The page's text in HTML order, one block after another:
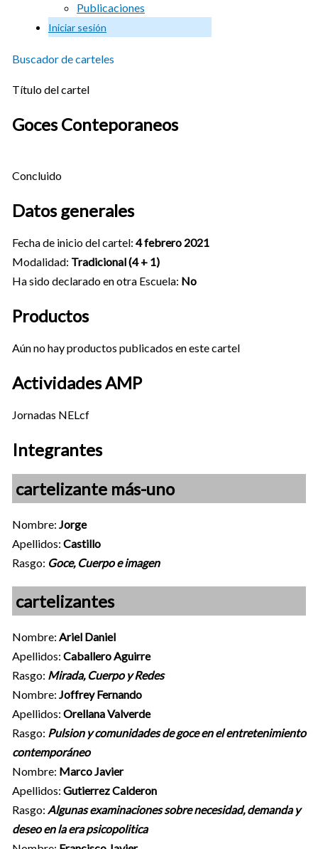
Publicaciones
Iniciar sesión
Buscador de carteles
Título del cartel
Goces Conteporaneos
Concluido
Datos generales
Fecha de inicio del cartel: 4 febrero 2021
Modalidad: Tradicional (4 + 1)
Ha sido declarado en otra Escuela: No
Productos
Aún no hay productos publicados en este cartel
Actividades AMP
Jornadas NELcf
Integrantes
cartelizante más-uno
Nombre: Jorge
Apellidos: Castillo
Rasgo: Goce, Cuerpo e imagen
cartelizantes
Nombre: Ariel Daniel
Apellidos: Caballero Aguirre
Rasgo: Mirada, Cuerpo y Redes
Nombre: Joffrey Fernando
Apellidos: Orellana Valverde
Rasgo: Pulsion y comunidades de goce en el entretenimiento
contemporáneo
Nombre: Marco Javier
Apellidos: Gutierrez Calderon
Rasgo: Algunas examinaciones sobre necesidad, demanda y
deseo en la era psicopolitica